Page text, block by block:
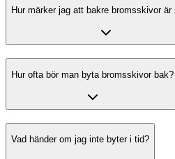
Hur märker jag att bakre bromsskivor är
Hur ofta bör man byta bromsskivor bak?
Vad händer om jag inte byter i tid?